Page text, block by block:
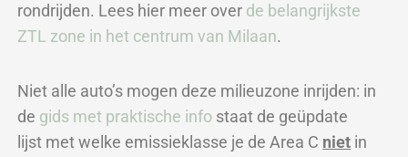
rondrijden. Lees hier meer over de belangrijkste
ZTL zone in het centrum van Milaan.
Niet alle auto’s mogen deze milieuzone inrijden: in
de gids met praktische info staat de geüpdate
lijst met welke emissieklasse je de Area C niet in